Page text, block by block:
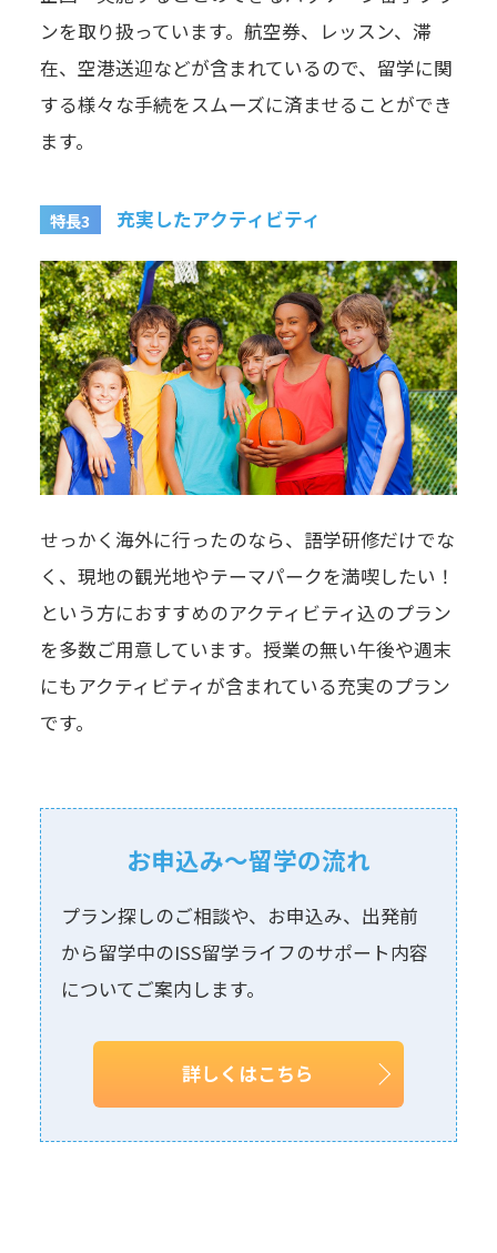
ンを取り扱っています。航空券、レッスン、滞
在、空港送迎などが含まれているので、留学に関
する様々な手続をスムーズに済ませることができ
ます。
特長3 充実したアクティビティ
せっかく海外に行ったのなら、語学研修だけでな
く、現地の観光地やテーマパークを満喫したい！
という方におすすめのアクティビティ込のプラン
を多数ご用意しています。授業の無い午後や週末
にもアクティビティが含まれている充実のプラン
です。
お申込み〜留学の流れ
プラン探しのご相談や、お申込み、出発前
から留学中のISS留学ライフのサポート内容
についてご案内します。
詳しくはこちら